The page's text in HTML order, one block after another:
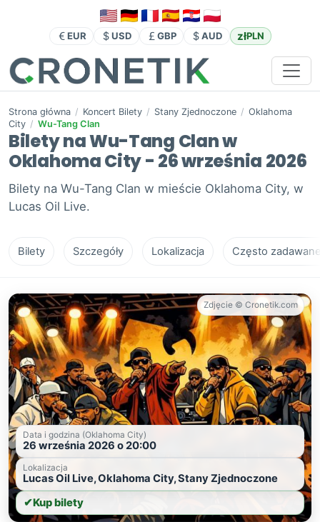
EUR USD GBP AUD złPLN
Strona główna / Koncert Bilety / Stany Zjednoczone / Oklahoma
City / Wu-Tang Clan
Bilety na Wu-Tang Clan w
Oklahoma City - 26 września 2026
Bilety na Wu-Tang Clan w mieście Oklahoma City, w
Lucas Oil Live.
Bilety Szczegóły Lokalizacja Często
Zdjęcie © Cronetik.com
Data i godzina (Oklahoma City)
26 września 2026 o 20:00
Lokalizacja
Lucas Oil Live, Oklahoma City, Stany Zjednoczone
✔Kup bilety